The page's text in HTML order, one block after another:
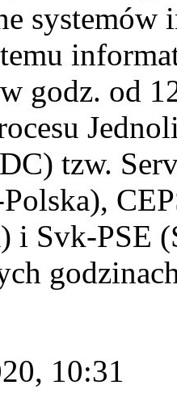
godz. od
tzw.
i Svk-PSE
10:31